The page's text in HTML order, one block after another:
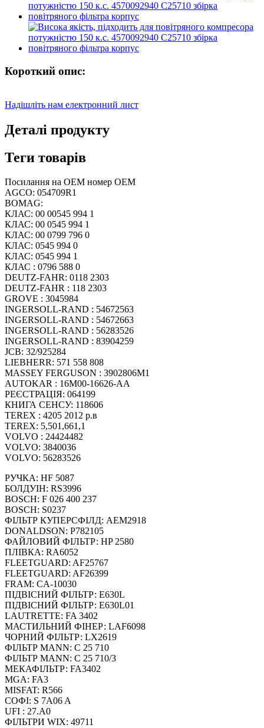
Короткий опис:
Надішліть нам електронний лист
Деталі продукту
Теги товарів
Посилання на OEM номер OEM
AGCO: 054709R1
BOMAG:
КЛАС: 00 00545 994 1
КЛАС: 00 0545 994 1
КЛАС: 00 0799 796 0
КЛАС: 0545 994 0
КЛАС: 0545 994 1
КЛАС : 0796 588 0
DEUTZ-FAHR: 0118 2303
DEUTZ-FAHR : 118 2303
GROVE : 3045984
INGERSOLL-RAND : 54672563
INGERSOLL-RAND : 54672663
INGERSOLL-RAND : 56283526
INGERSOLL-RAND : 83904259
JCB: 32/925284
LIEBHERR: 571 558 808
MASSEY FERGUSON : 3902806M1
AUTOKAR : 16M00-16626-AA
РЕЄСТРАЦІЯ: 064199
КНИГА СЕНСУ: 118606
TEREX : 4205 2012 р.в
TEREX: 5,501,661,1
VOLVO : 24424482
VOLVO: 3840036
VOLVO: 56283526
РУЧКА: HF 5087
БОЛДУІН: RS3996
BOSCH: F 026 400 237
BOSCH: S0237
ФІЛЬТР КУПЕРСФІЛД: AEM2918
DONALDSON: P782105
ФАЙЛОВИЙ ФІЛЬТР: HP 2580
ПЛІВКА: RA6052
FLEETGUARD: AF25767
FLEETGUARD: AF26399
FRAM: CA-10030
ПІДВІСНИЙ ФІЛЬТР: E630L
ПІДВІСНИЙ ФІЛЬТР: E630L01
LAUTRETTE: FA 3402
МАСТИЛЬНИЙ ФІНЕР: LAF6098
ЧОРНИЙ ФІЛЬТР: LX2619
ФІЛЬТР MANN: C 25 710
ФІЛЬТР MANN: C 25 710/3
МЕКАФІЛЬТР: FA3402
MGA: FA3
MISFAT: R566
СОФІ: S 7A06 A
UFI : 27.A0
ФІЛЬТРИ WIX: 49711